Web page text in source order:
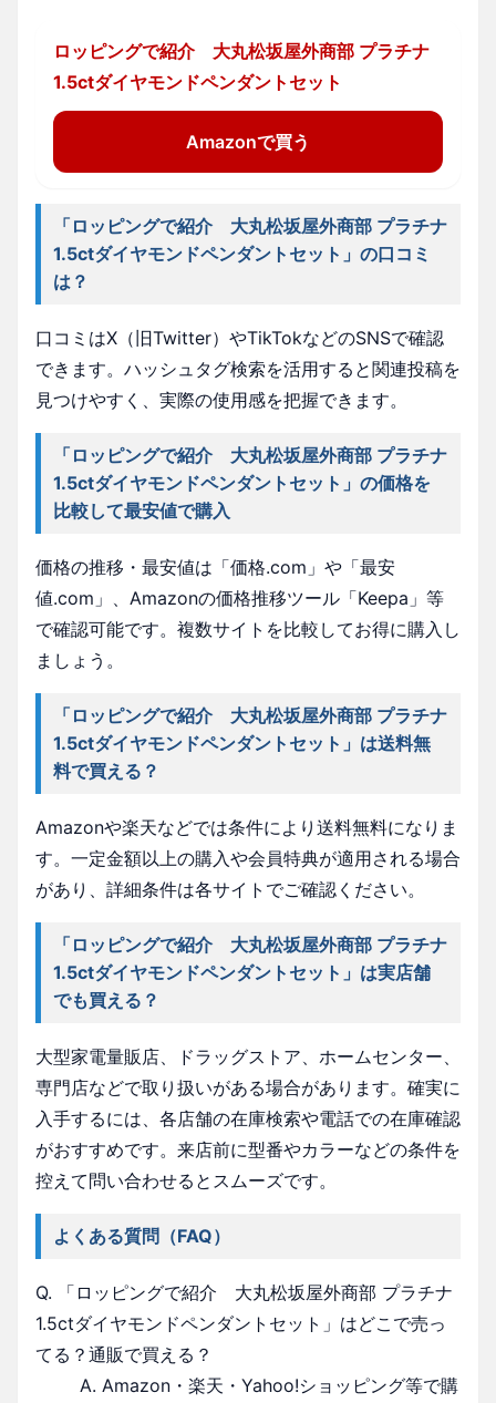
ロッピングで紹介 大丸松坂屋外商部 プラチナ
1.5ctダイヤモンドペンダントセット
Amazonで買う
「ロッピングで紹介 大丸松坂屋外商部 プラチナ
1.5ctダイヤモンドペンダントセット」の口コミ
は？
口コミはX（旧Twitter）やTikTokなどのSNSで確認
できます。ハッシュタグ検索を活用すると関連投稿を
見つけやすく、実際の使用感を把握できます。
「ロッピングで紹介 大丸松坂屋外商部 プラチナ
1.5ctダイヤモンドペンダントセット」の価格を
比較して最安値で購入
価格の推移・最安値は「価格.com」や「最安
値.com」、Amazonの価格推移ツール「Keepa」等
で確認可能です。複数サイトを比較してお得に購入し
ましょう。
「ロッピングで紹介 大丸松坂屋外商部 プラチナ
1.5ctダイヤモンドペンダントセット」は送料無
料で買える？
Amazonや楽天などでは条件により送料無料になりま
す。一定金額以上の購入や会員特典が適用される場合
があり、詳細条件は各サイトでご確認ください。
「ロッピングで紹介 大丸松坂屋外商部 プラチナ
1.5ctダイヤモンドペンダントセット」は実店舗
でも買える？
大型家電量販店、ドラッグストア、ホームセンター、
専門店などで取り扱いがある場合があります。確実に
入手するには、各店舗の在庫検索や電話での在庫確認
がおすすめです。来店前に型番やカラーなどの条件を
控えて問い合わせるとスムーズです。
よくある質問（FAQ）
Q. 「ロッピングで紹介 大丸松坂屋外商部 プラチナ
1.5ctダイヤモンドペンダントセット」はどこで売っ
てる？通販で買える？
A. Amazon・楽天・Yahoo!ショッピング等で購